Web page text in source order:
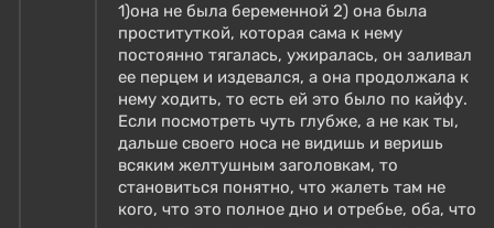
1)она не была беременной 2) она была
проституткой, которая сама к нему
постоянно тягалась, ужиралась, он заливал
ее перцем и издевался, а она продолжала к
нему ходить, то есть ей это было по кайфу.
Если посмотреть чуть глубже, а не как ты,
дальше своего носа не видишь и веришь
всяким желтушным заголовкам, то
становиться понятно, что жалеть там не
кого, что это полное дно и отребье, оба, что